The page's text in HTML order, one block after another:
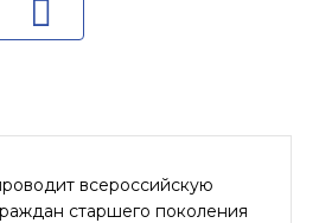
всероссийскую
старшего поколения